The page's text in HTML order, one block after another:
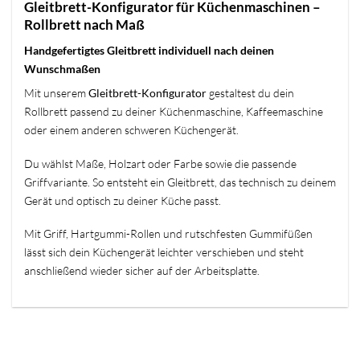
Gleitbrett-Konfigurator für Küchenmaschinen –
Rollbrett nach Maß
Handgefertigtes Gleitbrett individuell nach deinen
Wunschmaßen
Mit unseremGleitbrett-Konfigurator gestaltest du dein
Rollbrett passend zu deiner Küchenmaschine, Kaffeemaschine
oder einem anderen schweren Küchengerät.
Du wählst Maße, Holzart oder Farbe sowie die passende
Griffvariante. So entsteht ein Gleitbrett, das technisch zu deinem
Gerät und optisch zu deiner Küche passt.
Mit Griff, Hartgummi-Rollen und rutschfesten Gummifüßen
lässt sich dein Küchengerät leichter verschieben und steht
anschließend wieder sicher auf der Arbeitsplatte.